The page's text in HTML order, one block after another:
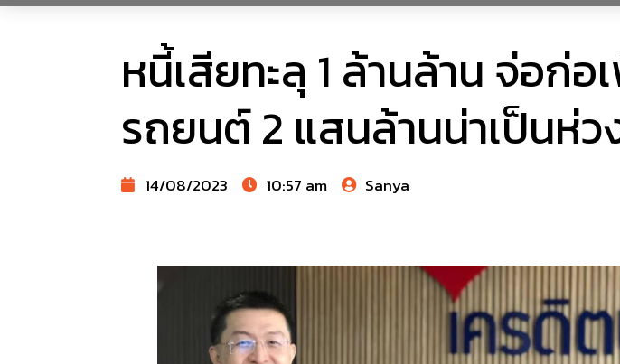
หนี้เสียทะลุ 1 ล้านล้าน จ่อก่
รถยนต์ 2 แสนล้านน่าเป็นห่ว
14/08/2023 10:57 am Sanya